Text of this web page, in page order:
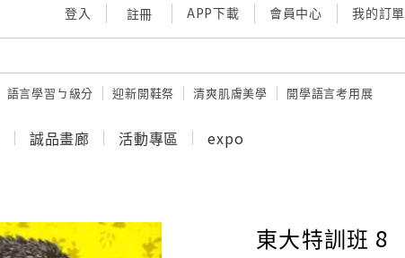
登入 註冊 APP下載 會員中心 我的訂單
語言學習ㄅ級分 迎新開鞋祭 清爽肌膚美學 開學語言考用展
誠品畫廊 活動專區 expo
東大特訓班 8